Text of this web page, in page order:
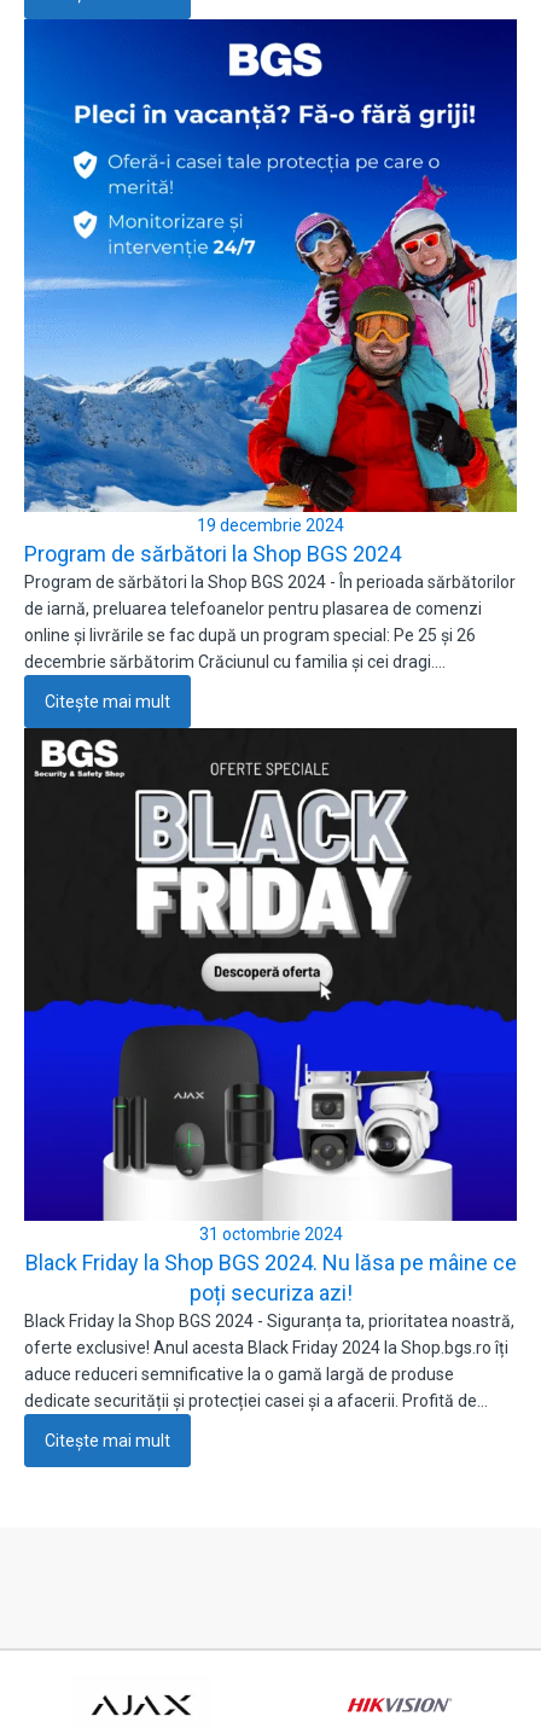
19 decembrie 2024
Program de sărbători la Shop BGS 2024
Program de sărbători la Shop BGS 2024 - În perioada sărbătorilor
de iarnă, preluarea telefoanelor pentru plasarea de comenzi
online și livrările se fac după un program special: Pe 25 și 26
decembrie sărbătorim Crăciunul cu familia și cei dragi.…
Citește mai mult
31 octombrie 2024
Black Friday la Shop BGS 2024. Nu lăsa pe mâine ce
poți securiza azi!
Black Friday la Shop BGS 2024 - Siguranța ta, prioritatea noastră,
oferte exclusive! Anul acesta Black Friday 2024 la Shop.bgs.ro îți
aduce reduceri semnificative la o gamă largă de produse
dedicate securității și protecției casei și a afacerii. Profită de…
Citește mai mult